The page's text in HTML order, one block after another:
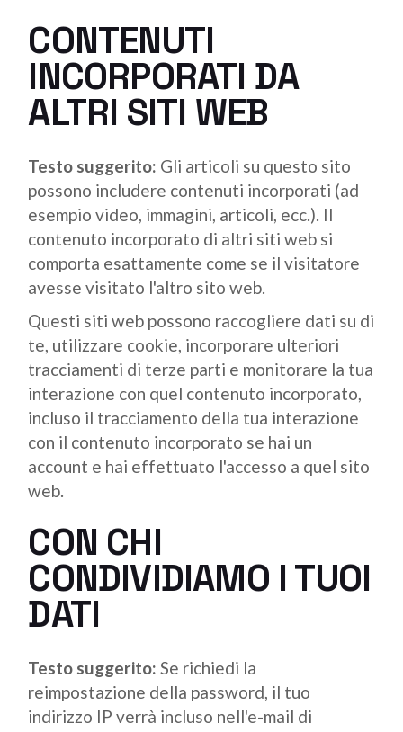
CONTENUTI
INCORPORATI DA
ALTRI SITI WEB
Testo suggerito: Gli articoli su questo sito
possono includere contenuti incorporati (ad
esempio video, immagini, articoli, ecc.). Il
contenuto incorporato di altri siti web si
comporta esattamente come se il visitatore
avesse visitato l'altro sito web.
Questi siti web possono raccogliere dati su di
te, utilizzare cookie, incorporare ulteriori
tracciamenti di terze parti e monitorare la tua
interazione con quel contenuto incorporato,
incluso il tracciamento della tua interazione
con il contenuto incorporato se hai un
account e hai effettuato l'accesso a quel sito
web.
CON CHI
CONDIVIDIAMO I TUOI
DATI
Testo suggerito:Se richiedi la
reimpostazione della password, il tuo
indirizzo IP verrà incluso nell'e-mail di